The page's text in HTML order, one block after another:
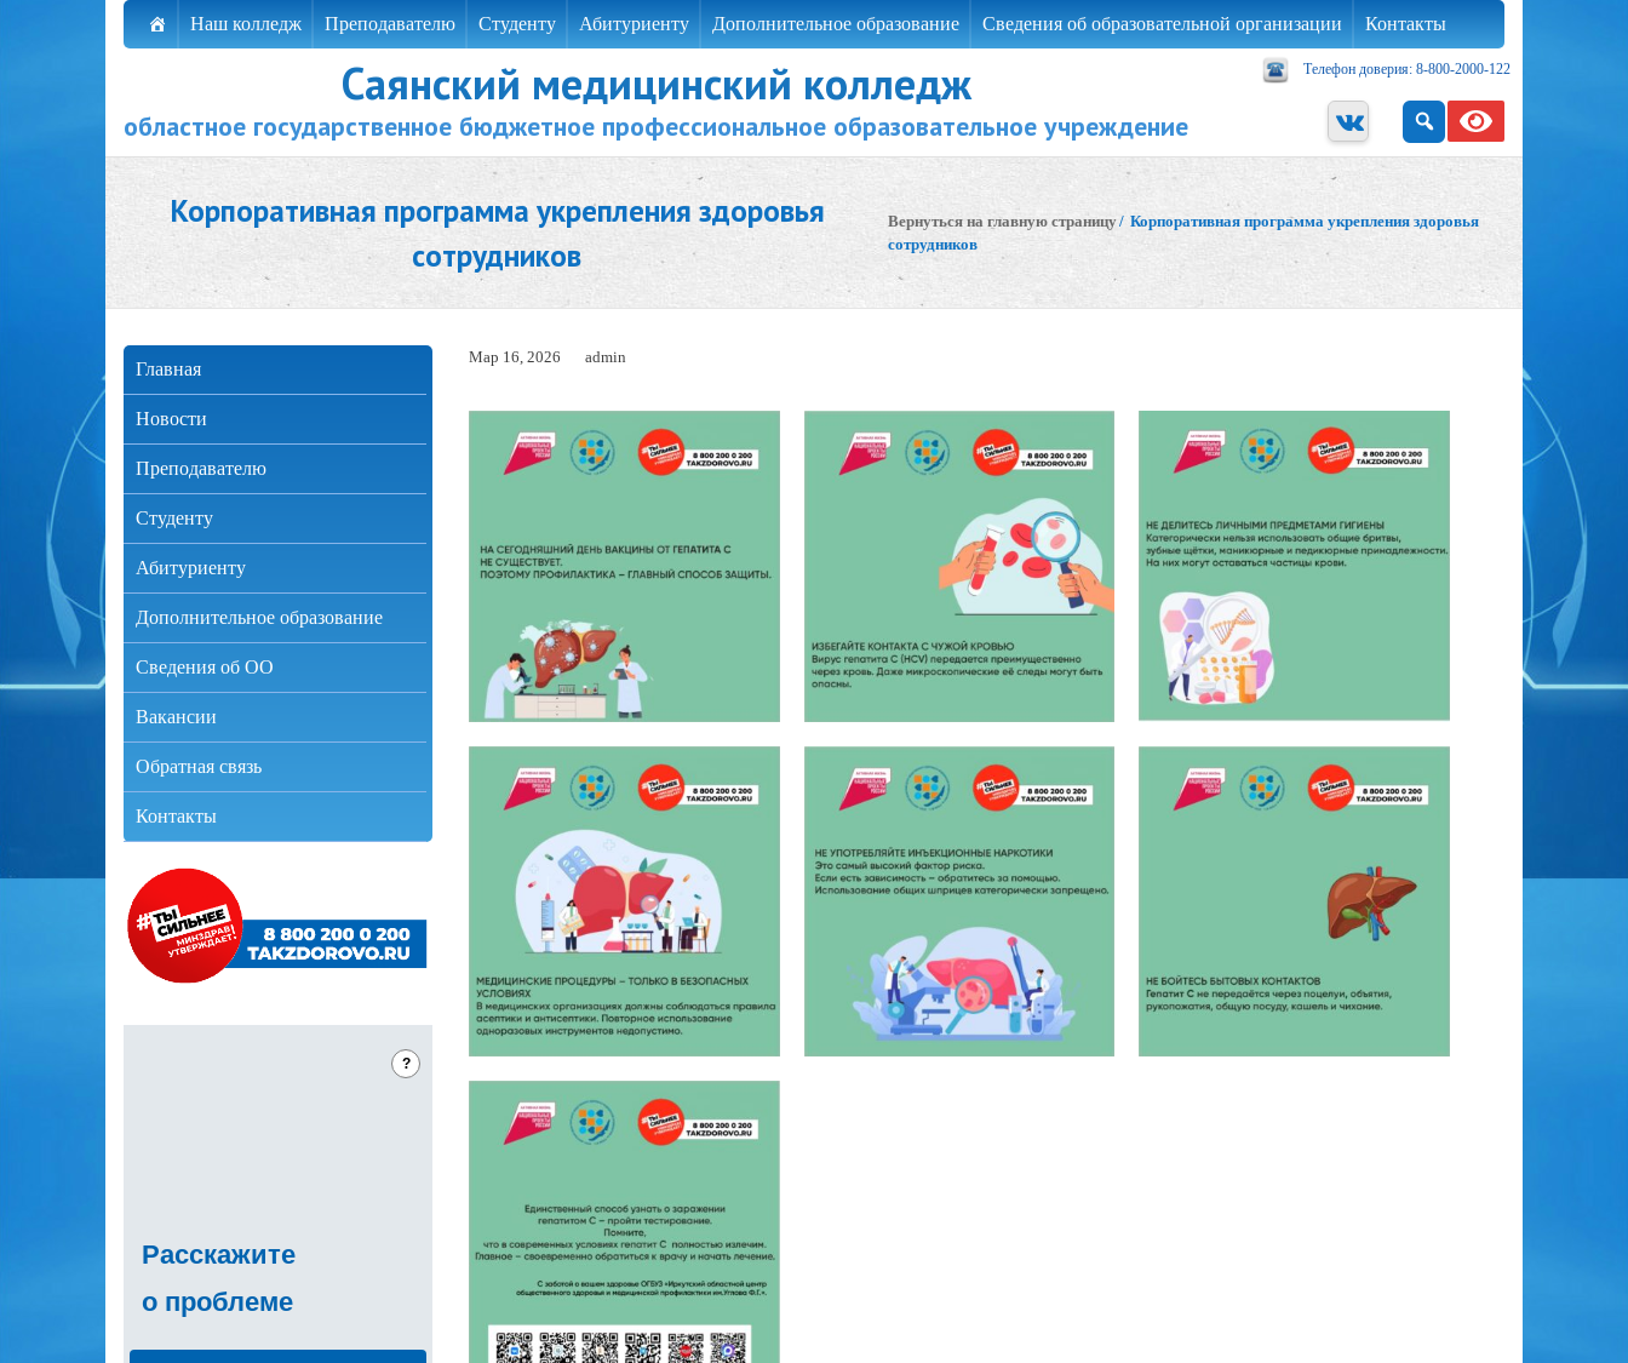
Наш колледж Преподавателю Студенту Абитуриенту Дополнительное образование Сведения об образовательной организации Контакты
Телефон доверия: 8-800-2000-122
Саянский медицинский колледж
областное государственное бюджетное профессиональное образовательное учреждение
Корпоративная программа укрепления здоровья
сотрудников
Вернуться на главную страницу/ Корпоративная программа укрепления здоровья
сотрудников
Мар 16, 2026 admin
Главная
Новости
Преподавателю
Студенту
Абитуриенту
Дополнительное образование
Сведения об ОО
Вакансии
Обратная связь
Контакты
?
Расскажите
о проблеме